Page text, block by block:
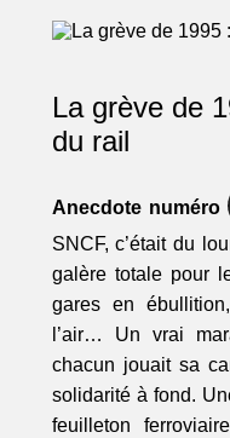
La grève de
du rail
Anecdote numéro
SNCF, c’était du
galère totale pour
gares en
l’air… Un vrai
chacun jouait sa
solidarité à fond.
feuilleton